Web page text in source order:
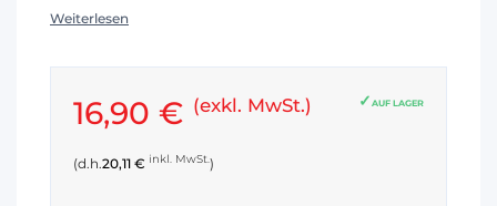
Weiterlesen
AUF LAGER
16,90 € (exkl. MwSt.)
(d.h.20,11 € inkl. MwSt.)